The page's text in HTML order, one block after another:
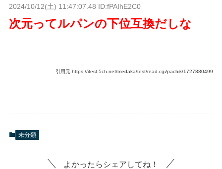
2024/10/12(土) 11:47:07.48 ID:fPAIhE2C0
次元ってルパンの下位互換だしな
引用元:https://itest.5ch.net/medaka/test/read.cgi/pachik/1727880499
未分類
よかったらシェアしてね！